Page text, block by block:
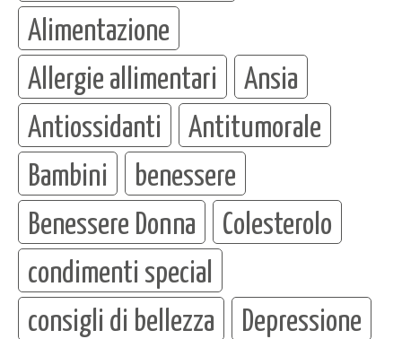
Alimentazione
Allergie allimentari
Ansia
Antiossidanti
Antitumorale
Bambini
benessere
Benessere Donna
Colesterolo
condimenti special
consigli di bellezza
Depressione